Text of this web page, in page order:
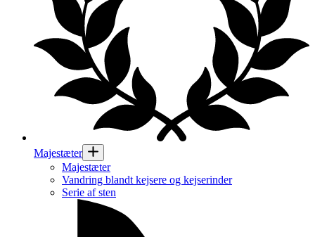
Majestæter
Majestæter
Vandring blandt kejsere og kejserinder
Serie af sten